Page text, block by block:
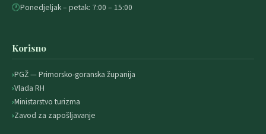
🕐Ponedjeljak – petak: 7:00 – 15:00
Korisno
PGŽ — Primorsko-goranska županija
Vlada RH
Ministarstvo turizma
Zavod za zapošljavanje